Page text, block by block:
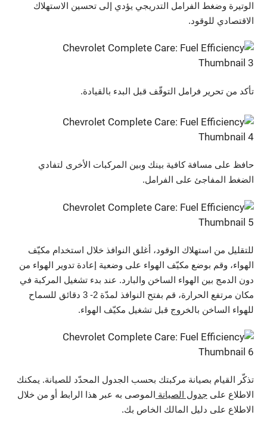
الوتيرة وضغط الفرامل التدريجي يؤدي إلى تحسين الاستهلاك
الاقتصادي للوقود.
تأكد من تحرير فرامل التوقّف قبل البدء بالقيادة.
حافظ على مسافة كافية بينك وبين المركبات الأخرى لتفادي
الضغط المفاجئ على الفرامل.
للتقليل من استهلاك الوقود، أغلق النوافذ خلال استخدام مكيّف
الهواء، وقم بوضع مكيّف الهواء على وضعية إعادة تدوير الهواء من
دون الدمج بين الهواء الساخن والبارد. عند بدء تشغيل المركبة في
مكان مرتفع الحرارة، قم بفتح النوافذ لمدّة 2- 3 دقائق للسماح
للهواء الساخن بالخروج قبل تشغيل مكيّف الهواء.
تذكّر القيام بصيانة مركبتك بحسب الجدول المحدّد للصيانة. يمكنك
الاطلاع على جدول الصيانةالموصى به عبر هذا الرابط أو من خلال
الاطلاع على دليل المالك الخاص بك.